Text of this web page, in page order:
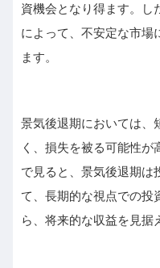
資機会となり得ます。し
によって、不安定な市場
ます。
景気後退期においては、
く、損失を被る可能性
で見ると、景気後退期は
て、長期的な視点での投
ら、将来的な収益を見据